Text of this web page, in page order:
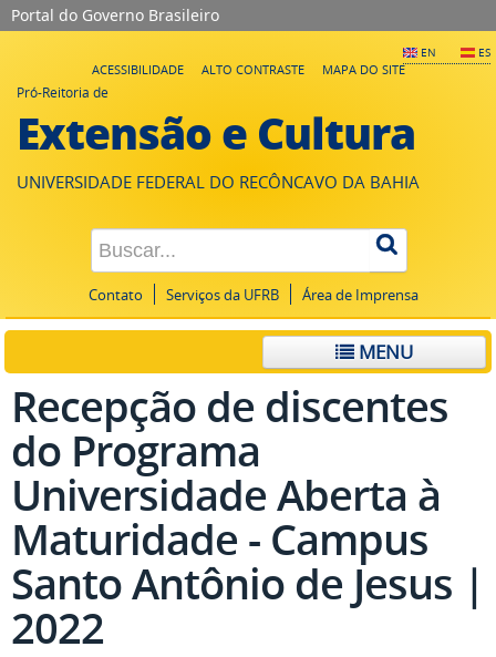
Portal do Governo Brasileiro
EN ES
ACESSIBILIDADE ALTO CONTRASTE
MAPA DO SITE
Pró-Reitoria de
Extensão e Cultura
UNIVERSIDADE FEDERAL DO RECÔNCAVO DA BAHIA
Contato Serviços da UFRB Área de Imprensa
MENU
Recepção de discentes
do Programa
Universidade Aberta à
Maturidade - Campus
Santo Antônio de Jesus |
2022